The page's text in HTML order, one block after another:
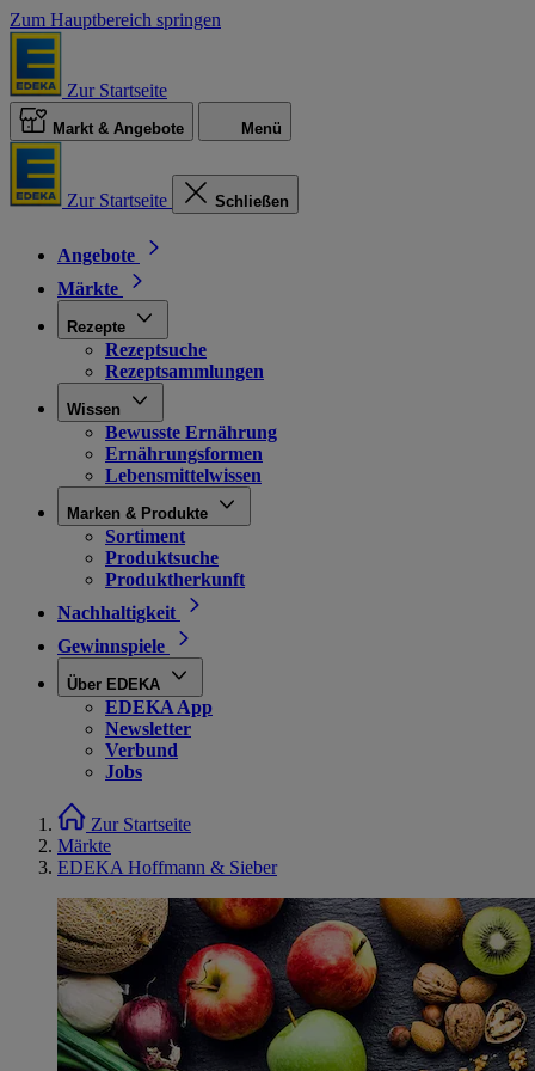
Zum Hauptbereich springen
Zur Startseite
Markt & Angebote Menü
Zur Startseite Schließen
Angebote
Märkte
Rezepte
Rezeptsuche
Rezeptsammlungen
Wissen
Bewusste Ernährung
Ernährungsformen
Lebensmittelwissen
Marken & Produkte
Sortiment
Produktsuche
Produktherkunft
Nachhaltigkeit
Gewinnspiele
Über EDEKA
EDEKA App
Newsletter
Verbund
Jobs
Zur Startseite
Märkte
EDEKA Hoffmann & Sieber